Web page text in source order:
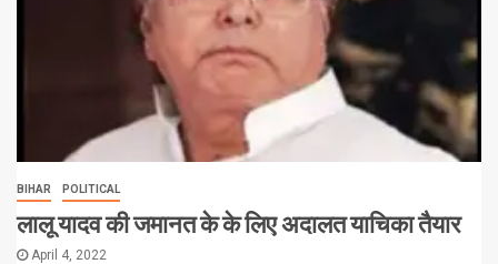
BIHAR POLITICAL
लालू यादव की जमानत के के लिए अदालत याचिका तैयार
April 4, 2022